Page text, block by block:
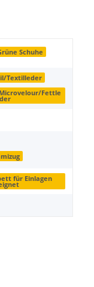
Schuhe
Textilleder
Fettle
der
für Einlagen